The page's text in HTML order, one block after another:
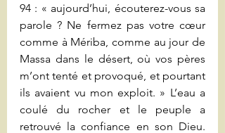
94 : « aujourd’hui, écouterez-vous sa
parole ? Ne fermez pas votre cœur
comme à Mériba, comme au jour de
Massa dans le désert, où vos pères
m’ont tenté et provoqué, et pourtant
ils avaient vu mon exploit. » L’eau a
coulé du rocher et le peuple a
retrouvé la confiance en son Dieu.